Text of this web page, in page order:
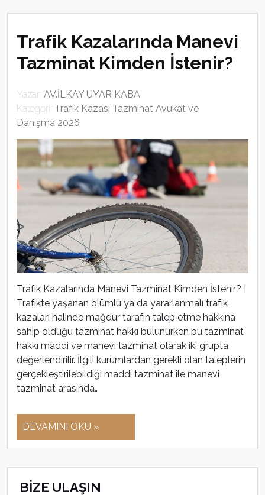
Trafik Kazalarında Manevi
Tazminat Kimden İstenir?
Yazar: AV.İLKAY UYAR KABA
Kategori: Trafik Kazası Tazminat Avukat ve
Danışma 2026
Trafik Kazalarında Manevi Tazminat Kimden İstenir? |
Trafikte yaşanan ölümlü ya da yararlanmalı trafik
kazaları halinde mağdur tarafın talep etme hakkına
sahip olduğu tazminat hakkı bulunurken bu tazminat
hakkı maddi ve manevi tazminat olarak iki grupta
değerlendirilir. İlgili kurumlardan gerekli olan taleplerin
gerçekleştirilebildiği maddi tazminat ile manevi
tazminat arasında…
DEVAMINI OKU »
BİZE ULAŞIN